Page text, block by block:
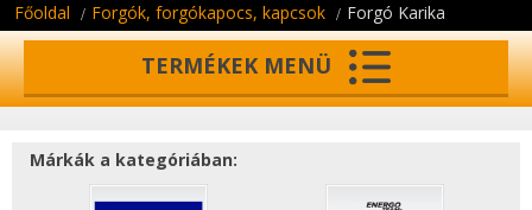
Főoldal Forgók, forgókapocs, kapcsok Forgó Karika
TERMÉKEK MENÜ
Márkák a kategóriában: